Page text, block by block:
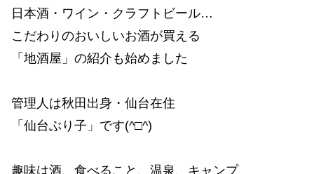
日本酒・ワイン・クラフトビール…
こだわりのおいしいお酒が買える
「地酒屋」の紹介も始めました
管理人は秋田出身・仙台在住
「仙台ぶり子」です(^□^)
趣味は酒、食べること、温泉、キャンプ